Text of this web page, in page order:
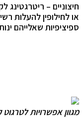
חיצוניים –
או לחילופין להעלות
ספיציפיות שאלייהם
מגוון אפשרויות